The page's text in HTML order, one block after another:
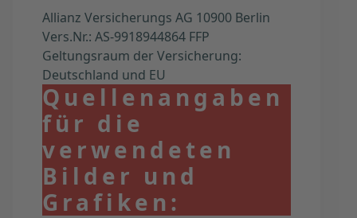
Allianz Versicherungs AG 10900 Berlin
Vers.Nr.: AS-9918944864 FFP
Geltungsraum der Versicherung:
Deutschland und EU
Quellenangaben
für die
verwendeten
Bilder und
Grafiken: